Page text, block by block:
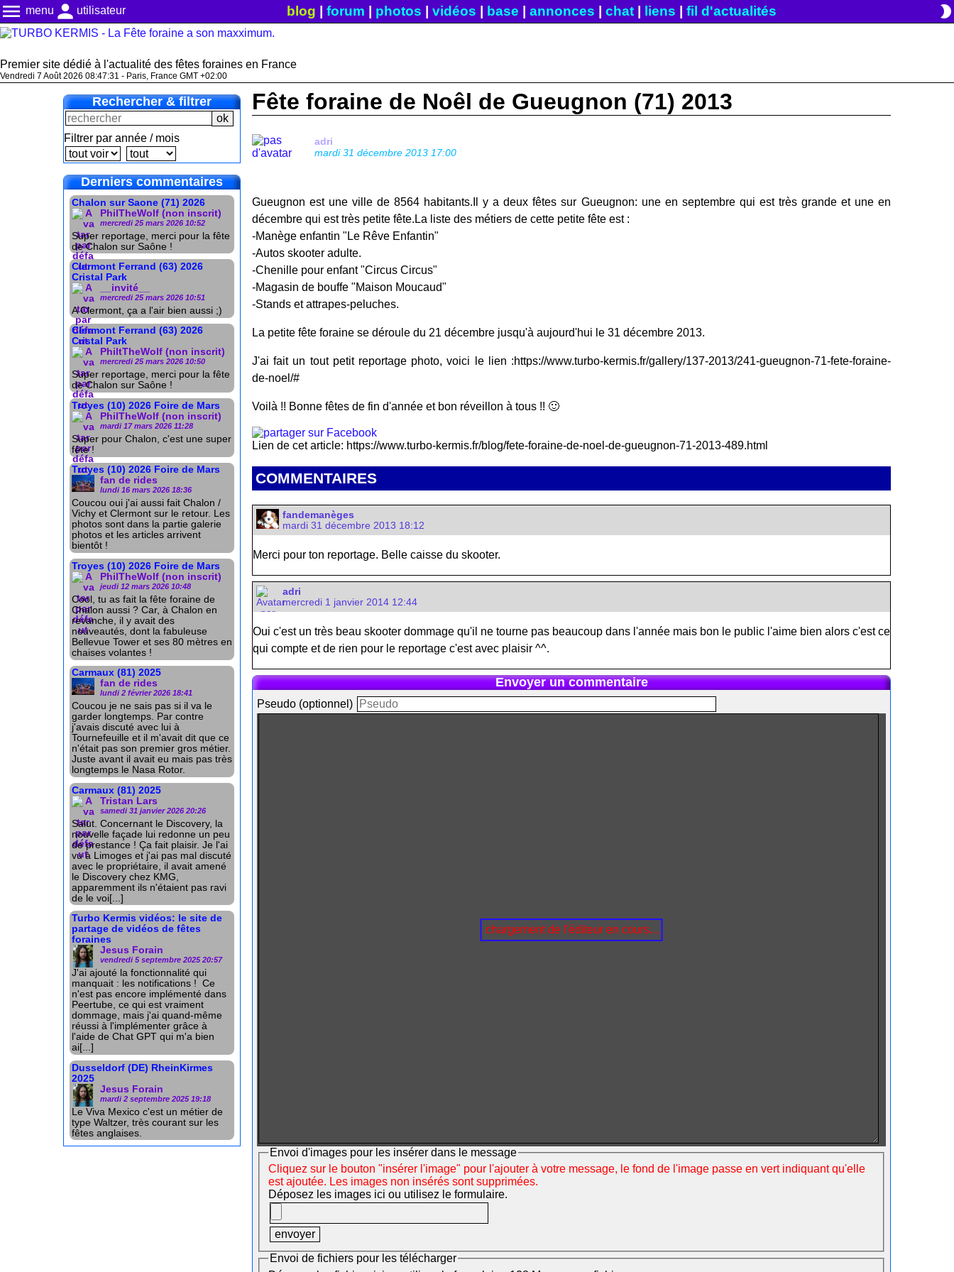
menu menu person utilisateur blog forum photos vidéos base annonces chat| liens fil d'actualités brightness_2
Premier site dédié à l'actualité des fêtes foraines en France
Vendredi 7 Août 2026 08:47:31 - Paris, France GMT +02:00
Rechercher & filtrer
Filtrer par année / mois
Derniers commentaires
Chalon sur Saone (71) 2026
PhilTheWolf (non inscrit)
mercredi 25 mars 2026 10:52
Super reportage, merci pour la fête
de Chalon sur Saône !
Clermont Ferrand (63) 2026
Cristal Park
__invité__
mercredi 25 mars 2026 10:51
A Clermont, ça a l'air bien aussi ;)
Clermont Ferrand (63) 2026
Cristal Park
PhiltTheWolf (non inscrit)
mercredi 25 mars 2026 10:50
Super reportage, merci pour la fête
de Chalon sur Saône !
Troyes (10) 2026 Foire de Mars
PhilTheWolf (non inscrit)
mardi 17 mars 2026 11:28
Super pour Chalon, c'est une super
fête !
Troyes (10) 2026 Foire de Mars
fan de rides
lundi 16 mars 2026 18:36
Coucou oui j'ai aussi fait Chalon /
Vichy et Clermont sur le retour. Les
photos sont dans la partie galerie
photos et les articles arrivent
bientôt !
Troyes (10) 2026 Foire de Mars
PhilTheWolf (non inscrit)
jeudi 12 mars 2026 10:48
Cool, tu as fait la fête foraine de
Chalon aussi ? Car, à Chalon en
revanche, il y avait des
nouveautés, dont la fabuleuse
Bellevue Tower et ses 80 mètres en
chaises volantes !
Carmaux (81) 2025
fan de rides
lundi 2 février 2026 18:41
Coucou je ne sais pas si il va le
garder longtemps. Par contre
j'avais discuté avec lui à
Tournefeuille et il m'avait dit que ce
n'était pas son premier gros métier.
Juste avant il avait eu mais pas très
longtemps le Nasa Rotor.
Carmaux (81) 2025
Tristan Lars
samedi 31 janvier 2026 20:26
Salut. Concernant le Discovery, la
nouvelle façade lui redonne un peu
de prestance ! Ça fait plaisir. Je l'ai
vu à Limoges et j'ai pas mal discuté
avec le propriétaire, il avait amené
le Discovery chez KMG,
apparemment ils n'étaient pas ravi
de le voi[...]
Turbo Kermis vidéos: le site de
partage de vidéos de fêtes
foraines
Jesus Forain
vendredi 5 septembre 2025 20:57
J'ai ajouté la fonctionnalité qui
manquait : les notifications ! Ce
n'est pas encore implémenté dans
Peertube, ce qui est vraiment
dommage, mais j'ai quand-même
réussi à l'implémenter grâce à
l'aide de Chat GPT qui m'a bien
ai[...]
Dusseldorf (DE) RheinKirmes
2025
Jesus Forain
mardi 2 septembre 2025 19:18
Le Viva Mexico c'est un métier de
type Waltzer, très courant sur les
fêtes anglaises.
Fête foraine de Noêl de Gueugnon (71) 2013
adri
mardi 31 décembre 2013 17:00
Gueugnon est une ville de 8564 habitants.Il y a deux fêtes sur Gueugnon: une en septembre qui est très grande et une en
décembre qui est très petite fête.La liste des métiers de cette petite fête est :
-Manège enfantin "Le Rêve Enfantin"
-Autos skooter adulte.
-Chenille pour enfant "Circus Circus"
-Magasin de bouffe "Maison Moucaud"
-Stands et attrapes-peluches.
La petite fête foraine se déroule du 21 décembre jusqu'à aujourd'hui le 31 décembre 2013.
J'ai fait un tout petit reportage photo, voici le lien :https://www.turbo-kermis.fr/gallery/137-2013/241-gueugnon-71-fete-foraine-
de-noel/#
Voilà !! Bonne fêtes de fin d'année et bon réveillon à tous !! 🙂
Lien de cet article: https://www.turbo-kermis.fr/blog/fete-foraine-de-noel-de-gueugnon-71-2013-489.html
COMMENTAIRES
fandemanèges
mardi 31 décembre 2013 18:12
Merci pour ton reportage. Belle caisse du skooter.
adri
mercredi 1 janvier 2014 12:44
Oui c'est un très beau skooter dommage qu'il ne tourne pas beaucoup dans l'année mais bon le public l'aime bien alors c'est ce
qui compte et de rien pour le reportage c'est avec plaisir ^^.
Envoyer un commentaire
Pseudo (optionnel)
chargement de l'éditeur en cours...
Envoi d'images pour les insérer dans le message
Cliquez sur le bouton "insérer l'image" pour l'ajouter à votre message, le fond de l'image passe en vert indiquant qu'elle
est ajoutée. Les images non insérés sont supprimées.
Déposez les images ici ou utilisez le formulaire.
Envoi de fichiers pour les télécharger